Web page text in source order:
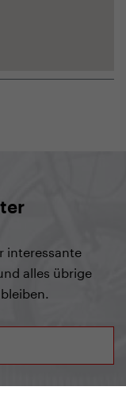
interessante
alles übrige